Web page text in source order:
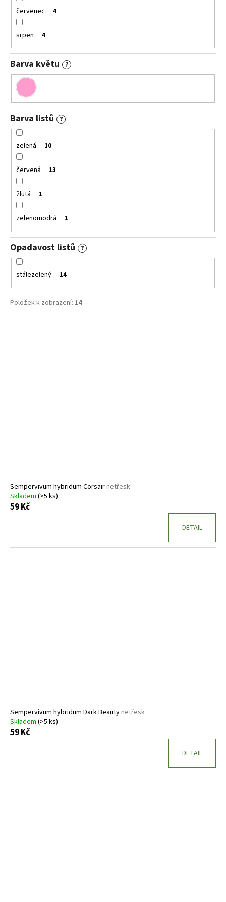
červenec 4
srpen 4
Barva květu ?
Barva listů ?
zelená 10
červená 13
žlutá 1
zelenomodrá 1
Opadavost listů ?
stálezelený 14
Položek k zobrazení: 14
ů
Sempervivum hybridum Corsairnetřesk
Skladem (>5 ks)
59 Kč
DETAIL
Sempervivum hybridum Dark Beautynetřesk
Skladem (>5 ks)
59 Kč
DETAIL